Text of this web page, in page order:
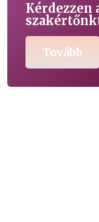
Kérdezzen
Tovább